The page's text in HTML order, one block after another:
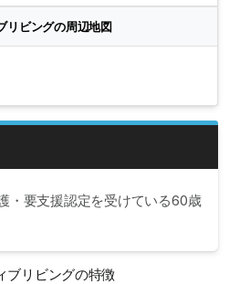
リビングの周辺地図
・要支援認定を受けている60歳
ブリビングの特徴